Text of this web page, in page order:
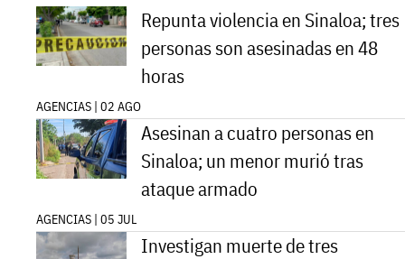
Repunta violencia en Sinaloa; tres
personas son asesinadas en 48
horas
AGENCIAS | 02 AGO
Asesinan a cuatro personas en
Sinaloa; un menor murió tras
ataque armado
AGENCIAS | 05 JUL
Investigan muerte de tres